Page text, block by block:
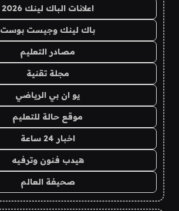
اعلانات الباك لينك 2026
باك لينك وجيست بوست
مصادر التعليم
مجلة تقنية
يو ان بي الرياضي
موقع حالة للتعليم
اخبار 24 ساعة
هيدب فنون وترفيه
صحيفة العالم